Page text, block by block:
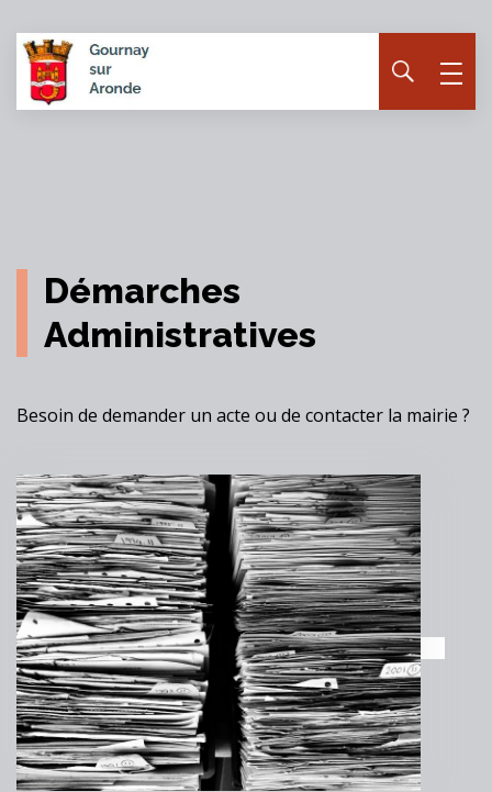
Démarches
Administratives
Besoin de demander un acte ou de contacter la mairie ?